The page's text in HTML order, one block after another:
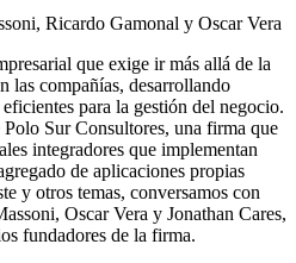
Ricardo Gamonal y Oscar Vera
que exige ir más allá de la
las compañías, desarrollando
para la gestión del negocio.
Sur Consultores, una firma que
integradores que implementan
de aplicaciones propias
y otros temas, conversamos con
Oscar Vera y Jonathan Cares,
fundadores de la firma.